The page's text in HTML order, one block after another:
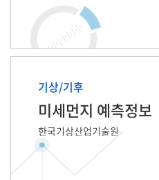
기상/기후
미세먼지 예측정보
한국기상산업기술원